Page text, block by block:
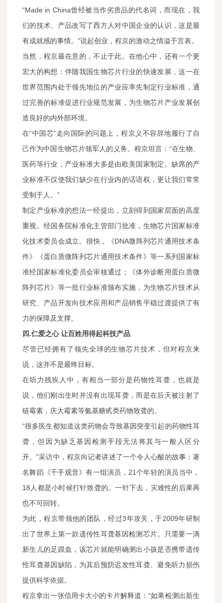
“Made in China曾经被当作劣质品的代名词，而现在，我
们的技术、产品改写了西方人对中国企业的认识，这是最
有成就感的事情。”说起创业，程京的激动之情溢于言表。
当然，程京最在意的，不止于此。在他心中，还有一个更
宏大的构想：伴随我国生物芯片行业的快速发展，这一在
世界范围内处于领先地位的产业应率先制定行业标准，通
过完善的标准促进行业规范发展，为生物芯片产业发展创
造良好的内外部环境。
在“中国芯”走向国际的问题上，程京义不容辞地履行了自
己作为中国生物芯片领军人的义务。程京坦言：“在生物、
医药等行业，产业标准大多是由欧美国家制定。缺席的产
业标准不仅使我们缺少在行业内的话语权，更让我们常常
受制于人。”
制定产业标准的想法一经提出，立刻得到国家层面的高度
重视。经国务院标准化主管部门批准，生物芯片国家标准
化技术委员会成立。很快，《DNA微阵列芯片通用技术条
件》《蛋白质微阵列芯片通用技术条件》等一系列国家标
准经国家标准化委员会审核通过；《体外诊断用蛋白质微
阵列芯片》等一批行业标准颁布实施，为生物芯片技术从
研究、产品开发向技术应用和产品销售平稳过渡提供了有
力的保障及支撑。
四.仁爱之心 让百姓用得起科技产品
尽管已经拥有了领先全球的生物芯片技术，但对程京来
说，这并不是最终目标。
在听力残疾人中，有相当一部分是药物性耳聋，也就是
说，他们刚出生时并没有出现耳聋，而是在后天被注射了
链霉素，庆大霉素等氨基糖甙类药物致聋的。
“很多医生都知道这类药物会导致基因突变引起的药物性耳
聋，但因为缺乏基因检测手段无法将其与一般人区分
开。”采访中，程京向记者讲述了一个令人心酸的故事：著
名舞蹈《千手观音》有一组演员，21个年轻的演员当中，
18人都是小时候打针致聋的。一针下去，灾难性的后果再
也不可回转。
为此，程京带领他的团队，经过3年攻关，于2009年研制
出了世界上第一款遗传性耳聋基因检测芯片。只需要一滴
新生儿的足跟血，该芯片就能明确测出小孩是否携带遗传
性耳聋基因缺陷，为其后预防迟发性耳聋、避免听力损伤
提供科学依据。
程京拿出一张信用卡大小的卡片解释道：“如果检测出新生